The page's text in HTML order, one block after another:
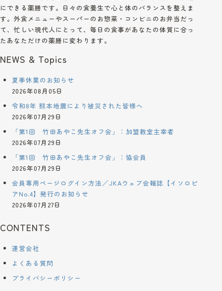
にできる薬膳です。日々の食養生で心と体のバランスを整えま
す。外食メニューやスーパーのお惣菜・コンビニのお弁当だっ
て、忙しい現代人にとって、毎日の食事があなたの体質に合っ
たあなただけの薬膳に変わります。
NEWS & Topics
夏季休業のお知らせ
2026年08月05日
令和8年 熊本地震により被災された皆様へ
2026年07月29日
「第1回 竹田あやこ先生オフ会」：加盟教室主宰者
2026年07月29日
「第1回 竹田あやこ先生オフ会」：協会員
2026年07月29日
会員専用ページログイン方法／JKAウェブ会報誌【イソロピ
アNo.4】発行のお知らせ
2026年07月27日
CONTENTS
運営会社
よくある質問
プライバシーポリシー